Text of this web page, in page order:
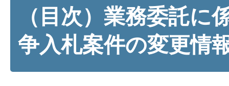
（目次）業務委託に
争入札案件の変更情